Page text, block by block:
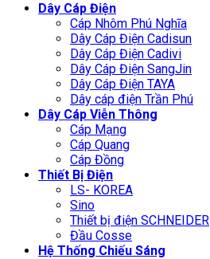
Dây Cáp Điện
Cáp Nhôm Phú Nghĩa
Dây Cáp Điện Cadisun
Dây Cáp Điện Cadivi
Dây Cáp Điện SangJin
Dây Cáp Điện TAYA
Dây cáp điện Trần Phú
Dây Cáp Viễn Thông
Cáp Mạng
Cáp Quang
Cáp Đồng
Thiết Bị Điện
LS- KOREA
Sino
Thiết bị điện SCHNEIDER
Đầu Cosse
Hệ Thống Chiếu Sáng